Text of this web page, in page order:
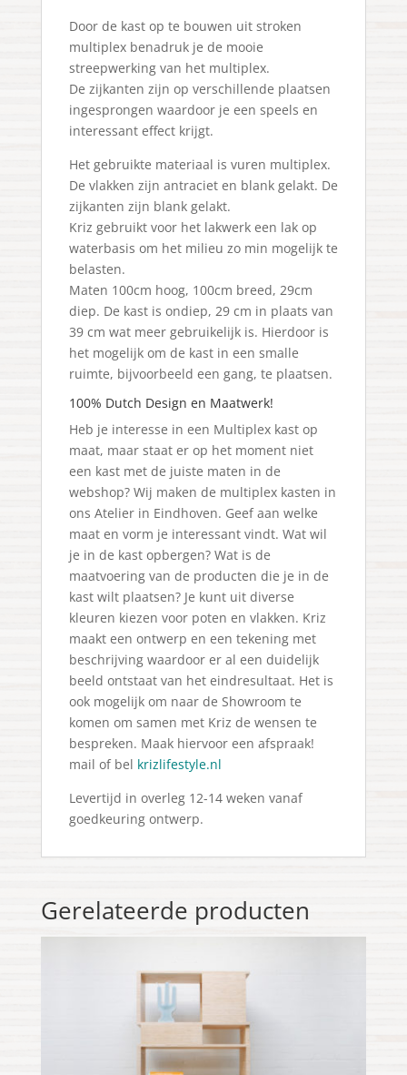
Door de kast op te bouwen uit stroken
multiplex benadruk je de mooie
streepwerking van het multiplex.
De zijkanten zijn op verschillende plaatsen
ingesprongen waardoor je een speels en
interessant effect krijgt.
Het gebruikte materiaal is vuren multiplex.
De vlakken zijn antraciet en blank gelakt. De
zijkanten zijn blank gelakt.
Kriz gebruikt voor het lakwerk een lak op
waterbasis om het milieu zo min mogelijk te
belasten.
Maten 100cm hoog, 100cm breed, 29cm
diep. De kast is ondiep, 29 cm in plaats van
39 cm wat meer gebruikelijk is. Hierdoor is
het mogelijk om de kast in een smalle
ruimte, bijvoorbeeld een gang, te plaatsen.
100% Dutch Design en Maatwerk!
Heb je interesse in een Multiplex kast op
maat, maar staat er op het moment niet
een kast met de juiste maten in de
webshop? Wij maken de multiplex kasten in
ons Atelier in Eindhoven. Geef aan welke
maat en vorm je interessant vindt. Wat wil
je in de kast opbergen? Wat is de
maatvoering van de producten die je in de
kast wilt plaatsen? Je kunt uit diverse
kleuren kiezen voor poten en vlakken. Kriz
maakt een ontwerp en een tekening met
beschrijving waardoor er al een duidelijk
beeld ontstaat van het eindresultaat. Het is
ook mogelijk om naar de Showroom te
komen om samen met Kriz de wensen te
bespreken. Maak hiervoor een afspraak!
mail of bel krizlifestyle.nl
Levertijd in overleg 12-14 weken vanaf
goedkeuring ontwerp.
Gerelateerde producten